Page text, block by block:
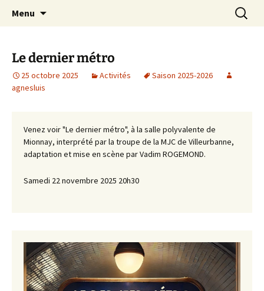
ASCM Atelier Théâtre
Association sportive et culturelle de Mionnay
Menu
Le dernier métro
25 octobre 2025 Activités
Saison 2025-2026
agnesluis
Venez voir "Le dernier métro", à la salle polyvalente de
Mionnay, interprété par la troupe de la MJC de Villeurbanne,
adaptation et mise en scène par Vadim ROGEMOND.
Samedi 22 novembre 2025 20h30